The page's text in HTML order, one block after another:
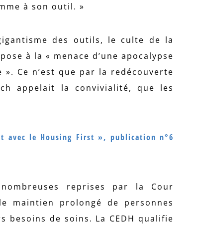
à son outil. »
des outils, le culte de la
à la « menace d’une apocalypse
Ce n’est que par la redécouverte
appelait la convivialité, que les
avec le Housing First », publication n°6
reprises par la Cour
maintien prolongé de personnes
de soins. La CEDH qualifie